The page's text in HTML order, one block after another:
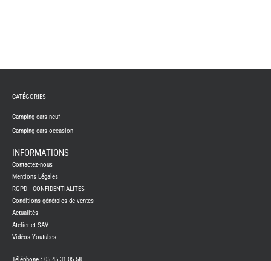
CATÉGORIES
Camping-cars neuf
Camping-cars occasion
INFORMATIONS
Contactez-nous
Mentions Légales
RGPD - CONFIDENTIALITES
Conditions générales de ventes
Actualités
Atelier et SAV
Vidéos Youtubes
Téléphone : 05 45 31 05 58